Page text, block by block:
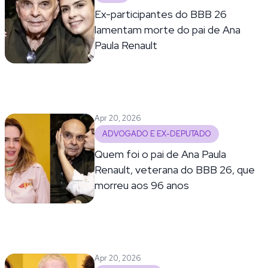
Ex-participantes do BBB 26
lamentam morte do pai de Ana
Paula Renault
Apr 20, 2026
ADVOGADO E EX-DEPUTADO
Quem foi o pai de Ana Paula
Renault, veterana do BBB 26, que
morreu aos 96 anos
Apr 20, 2026